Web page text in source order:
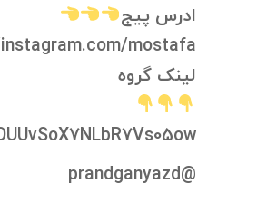
ادرس پیج
mostafa
لینک گروه
@prandganyazd